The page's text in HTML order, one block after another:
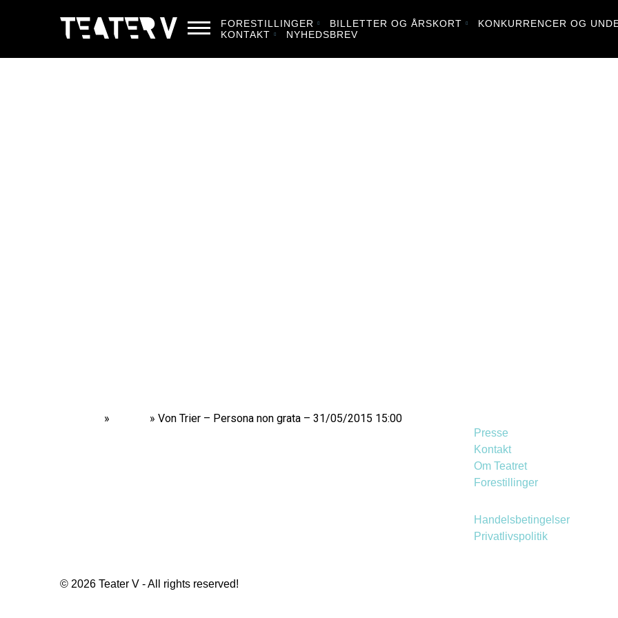
FORESTILLINGER BILLETTER OG ÅRSKORT KONKURRENCER OG
KONTAKT
NYHEDSBREV
» » Von Trier – Persona non grata – 31/05/2015 15:00
Presse
Kontakt
Om Teatret
Forestillinger
Handelsbetingelser
Privatlivspolitik
© 2026 Teater V - All rights reserved!